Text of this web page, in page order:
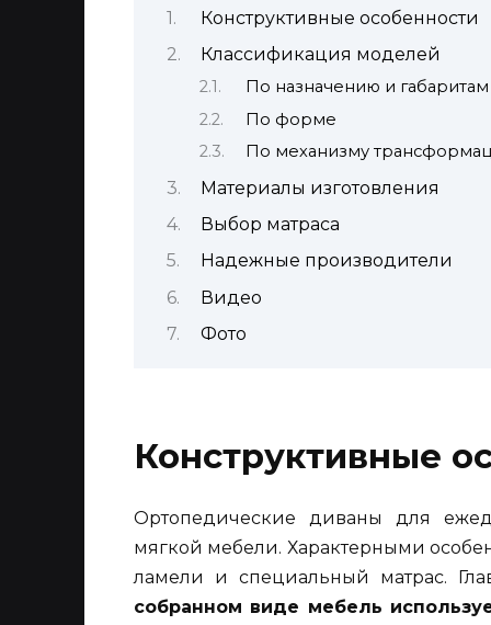
Конструктивные особенности
Классификация моделей
По назначению и габаритам
По форме
По механизму
Материалы изготовления
Выбор матраса
Надежные производители
Видео
Фото
Конструктивные
Ортопедические диваны для
мягкой мебели. Характерными
ламели и специальный матрас.
собранном виде мебель